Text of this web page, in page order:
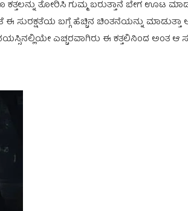
ತೋರಿಸಿ ಗುಮ್ಮ ಬರುತ್ತಾನೆ ಬೇಗ ಊಟ
ಬಗ್ಗೆ ಹೆಚ್ಚಿನ ಚಿಂತನೆಯನ್ನು ಮಾಡುತ್ತಾ
ಎಚ್ಚರವಾಗಿರು ಈ ಕತ್ತಲಿನಿಂದ ಅಂತ ಆ